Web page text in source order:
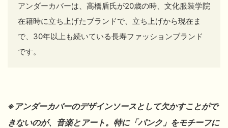
アンダーカバーは、高橋盾氏が20歳の時、文化服装学院
在籍時に立ち上げたブランドで、立ち上げから現在ま
で、30年以上も続いている長寿ファッションブランド
です。
※アンダーカバーのデザインソースとして欠かすことがで
きないのが、音楽とアート。特に「パンク」をモチーフに